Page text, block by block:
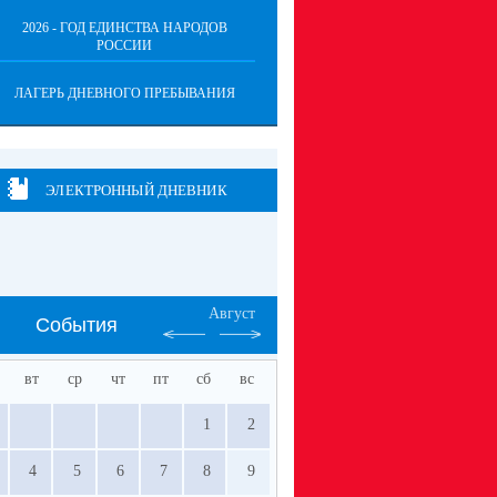
2026 - ГОД ЕДИНСТВА НАРОДОВ
РОССИИ
ЛАГЕРЬ ДНЕВНОГО ПРЕБЫВАНИЯ
ЭЛЕКТРОННЫЙ ДНЕВНИК
События
Август
вт ср чт пт сб вс
1 2
4 5 6 7 8 9